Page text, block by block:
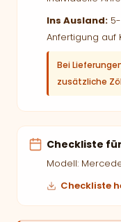
Ins Ausland:
Anfertigung auf
Bei
zusätzliche
Checkliste
Modell:
Checkliste